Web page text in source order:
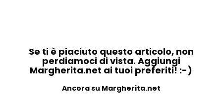
Se ti è piaciuto questo articolo, non
perdiamoci di vista. Aggiungi
Margherita.net ai tuoi preferiti! :-)
Ancora su Margherita.net